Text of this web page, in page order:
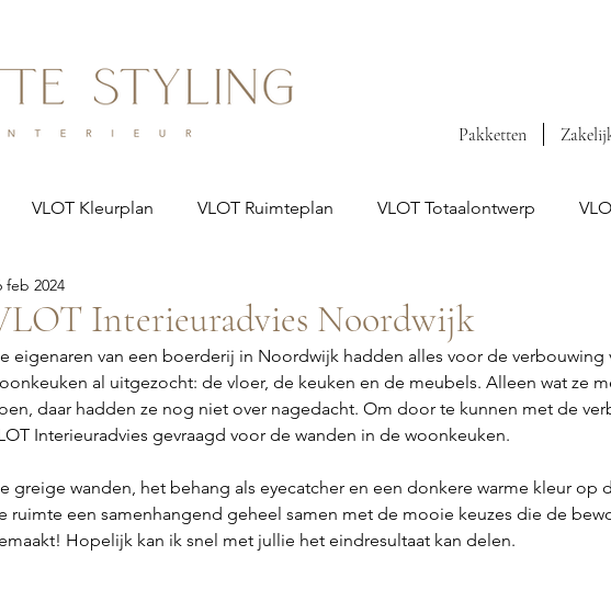
Pakketten
VLOT Kleurplan VLOT Ruimteplan VLOT Totaalontwerp
Interieuradvies Noordwijk
feb 2024
eigenaren van een boerderij in Noordwijk hadden alles voor de verbouwing
al uitgezocht: de vloer, de keuken en de meubels. Alleen wat ze
daar hadden ze nog niet over nagedacht. Om door te kunnen met de
Interieuradvies gevraagd voor de wanden in de woonkeuken.
greige wanden, het behang als eyecatcher en een donkere warme kleur op
ruimte een samenhangend geheel samen met de mooie keuzes die de
Hopelijk kan ik snel met jullie het eindresultaat kan delen.